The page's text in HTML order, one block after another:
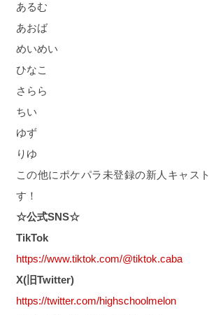
あるむ
あおば
めいめい
ひなこ
さらら
ちい
ゆず
りゆ
この他にポケパラ未登録の新人キャス
す！
☆公式SNS☆
TikTok
https://www.tiktok.com/@tiktok.caba
X(旧Twitter)
https://twitter.com/highschoolmelon